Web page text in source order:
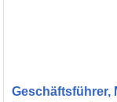
Geschäftsführer,